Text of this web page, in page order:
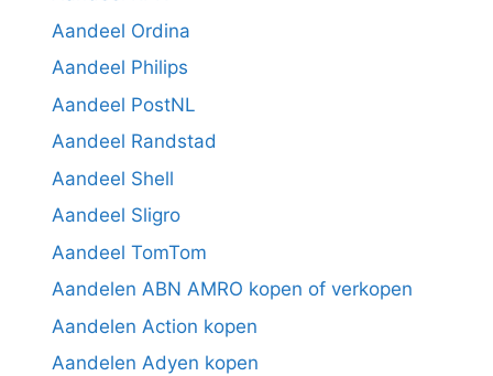
Aandeel Ordina
Aandeel Philips
Aandeel PostNL
Aandeel Randstad
Aandeel Shell
Aandeel Sligro
Aandeel TomTom
Aandelen ABN AMRO kopen of verkopen
Aandelen Action kopen
Aandelen Adyen kopen